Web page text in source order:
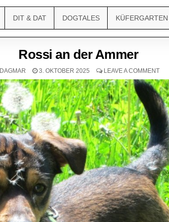
DIT & DAT DOGTALES KÜFERGARTEN
Rossi an der Ammer
DAGMAR 3. OKTOBER 2025 LEAVE A COMMENT